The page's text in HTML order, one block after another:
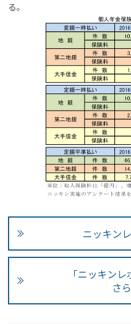
る。
ニッキン
「ニッキン
さ